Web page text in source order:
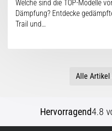
Welche sind die TOP-Modelle
Dämpfung? Entdecke
Trail und…
Alle Artikel
Hervorragend4.8